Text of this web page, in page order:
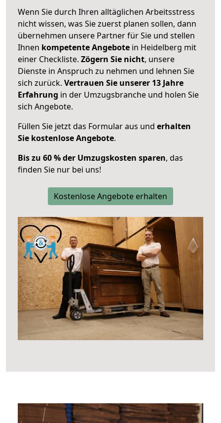
Wenn Sie durch Ihren alltäglichen Arbeitsstress
nicht wissen, was Sie zuerst planen sollen, dann
übernehmen unsere Partner für Sie und stellen
Ihnen kompetente Angebote in Heidelberg mit
einer Checkliste. Zögern Sie nicht, unsere
Dienste in Anspruch zu nehmen und lehnen Sie
sich zurück. Vertrauen Sie unserer 13 Jahre
Erfahrung in der Umzugsbranche und holen Sie
sich Angebote.
Füllen Sie jetzt das Formular aus und erhalten
Sie kostenlose Angebote.
Bis zu 60 % der Umzugskosten sparen, das
finden Sie nur bei uns!
Kostenlose Angebote erhalten